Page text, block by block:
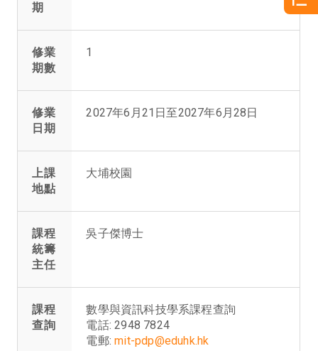
期
修業
期數
1
修業
日期
2027年6月21日至2027年6月28日
上課
地點
大埔校園
課程
統籌
主任
吳子傑博士
課程
查詢
數學與資訊科技學系課程查詢
電話: 2948 7824
電郵:mit-pdp@eduhk.hk